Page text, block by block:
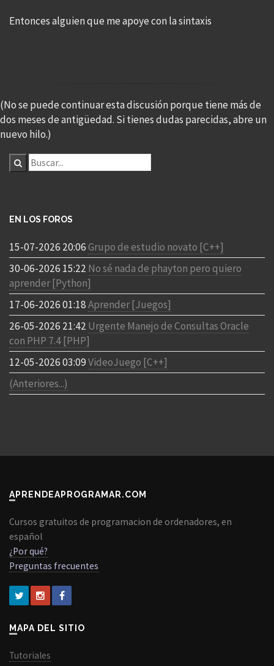
Entonces alguien que me apoye con la sintaxis
(No se puede continuar esta discusión porque tiene más de
dos meses de antigüedad. Si tienes dudas parecidas, abre un
nuevo hilo.)
EN LOS FOROS
15-07-2026 20:06Grupo de estudio novato [C++]
30-06-2026 15:22 No sé nada de phayton pero quiero
aprender [Python]
17-06-2026 01:18Aprender [Juegos]
26-05-2026 21:42 Urgente Manejo de Consultas Oracle
con PHP 7.4 [PHP]
12-05-2026 03:09VideoJuego [C++]
(Anteriores...)
APRENDEAPROGRAMAR.COM
Cursos gratuitos de programacion de ordenadores, en
español
¿Por qué?
Preguntas frecuentes
MAPA DEL SITIO
Tutoriales